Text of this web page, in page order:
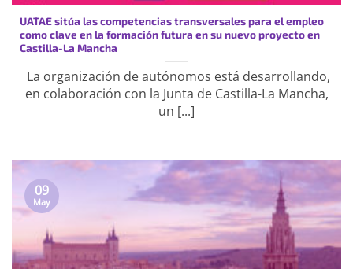
UATAE sitúa las competencias transversales para el empleo
como clave en la formación futura en su nuevo proyecto en
Castilla-La Mancha
La organización de autónomos está desarrollando,
en colaboración con la Junta de Castilla-La Mancha,
un [...]
09
May